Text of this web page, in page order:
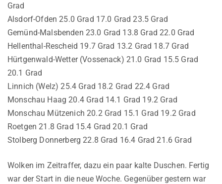
Grad
Alsdorf-Ofden 25.0 Grad 17.0 Grad 23.5 Grad
Gemünd-Malsbenden 23.0 Grad 13.8 Grad 22.0 Grad
Hellenthal-Rescheid 19.7 Grad 13.2 Grad 18.7 Grad
Hürtgenwald-Wetter (Vossenack) 21.0 Grad 15.5 Grad
20.1 Grad
Linnich (Welz) 25.4 Grad 18.2 Grad 22.4 Grad
Monschau Haag 20.4 Grad 14.1 Grad 19.2 Grad
Monschau Mützenich 20.2 Grad 15.1 Grad 19.2 Grad
Roetgen 21.8 Grad 15.4 Grad 20.1 Grad
Stolberg Donnerberg 22.8 Grad 16.4 Grad 21.6 Grad
Wolken im Zeitraffer, dazu ein paar kalte Duschen. Fertig
war der Start in die neue Woche. Gegenüber gestern war